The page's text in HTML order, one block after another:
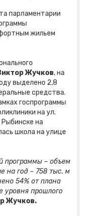
парламентарии
жильем
Жучков, на
выделено 2,8
средства.
госпрограммы
на ул.
на
школа на улице
программы – объем
на год – 758 тыс. м
54% от плана
уровня прошлого
Жучков.